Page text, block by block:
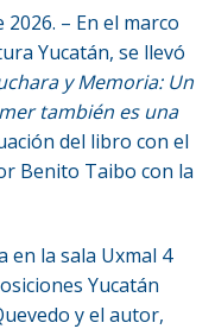
– En el marco
Yucatán, se llevó
y Memoria: Un
también es una
del libro con el
Benito Taibo con la
en la sala Uxmal 4
Yucatán
y el autor,